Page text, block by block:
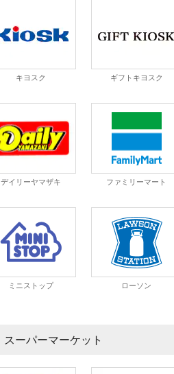
キヨスク ギフトキヨスク
デイリーヤマザキ ファミリーマート
ミニストップ ローソン
スーパーマーケット